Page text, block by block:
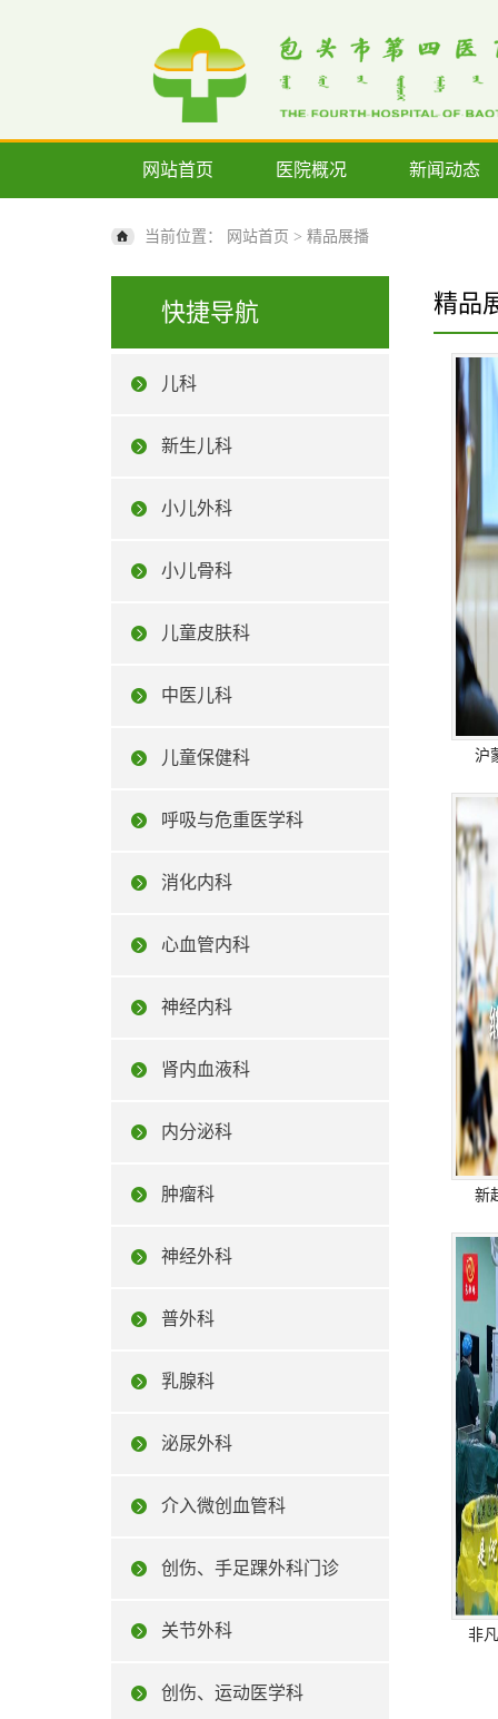
网站首页 医院概况 新闻动态
当前位置： 网站首页 > 精品展播
快捷导航
儿科
新生儿科
小儿外科
小儿骨科
儿童皮肤科
中医儿科
儿童保健科
呼吸与危重医学科
消化内科
心血管内科
神经内科
肾内血液科
内分泌科
肿瘤科
神经外科
普外科
乳腺科
泌尿外科
介入微创血管科
创伤、手足踝外科门诊
关节外科
创伤、运动医学科
精品
沪
新
非